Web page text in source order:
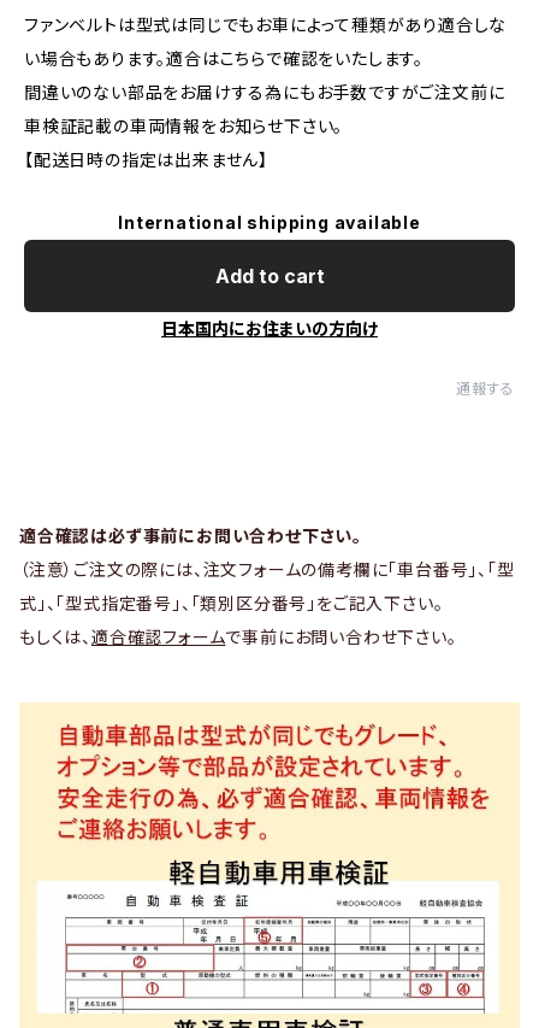
ファンベルトは型式は同じでもお車によって種類があり適合しな
い場合もあります。適合はこちらで確認をいたします。
間違いのない部品をお届けする為にもお手数ですがご注文前に
車検証記載の車両情報をお知らせ下さい。
【配送日時の指定は出来ません】
International shipping available
Add to cart
日本国内にお住まいの方向け
通報する
適合確認は必ず事前にお問い合わせ下さい。
（注意）ご注文の際には、注文フォームの備考欄に「車台番号」、「型
式」、「型式指定番号」、「類別区分番号」をご記入下さい。
もしくは、 適合確認フォームで事前にお問い合わせ下さい。